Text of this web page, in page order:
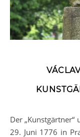
Der „Kunstgärtner“ und Botaniker Václav Skalnik wurde am
29. Juni 1776 in